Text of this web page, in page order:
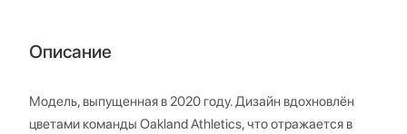
Описание
Модель, выпущенная в 2020 году. Дизайн вдохновлён
цветами команды Oakland Athletics, что отражается в